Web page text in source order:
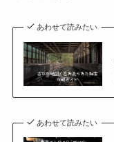
あわせて読みたい
あわせて読みたい